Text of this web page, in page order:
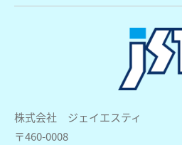
株式会社 ジェイエスティ
〒460-0008